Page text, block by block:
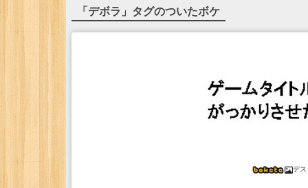
「デボラ 」タグのついたボケ
デス